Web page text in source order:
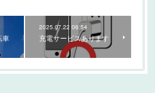
車
2025.07.22 06:54
充電サービスあります